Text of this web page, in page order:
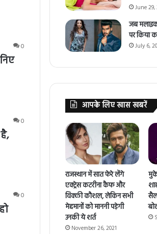
0
0
0
June 29,
जब
पर किया
July 6,
आपके लिए खास खबरें
राजस्थान में सात फेरे लेंगे
एक्ट्रेस कटरीना कैफ और
विक्की कौशल, लेकिन सभी
मेहमानों को माननी पड़ेगी
उनकी ये शर्त
November 26, 2021